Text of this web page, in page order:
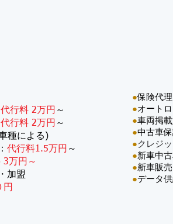
代行料 2万円 ～
代行料 2万円 ～
種による)
代行料1.5万円 ～
3万円～
加盟
円
●保険代理
●オート
●車両掲載
●中古車
● クレジ
●新車中
●新車販売
●データ